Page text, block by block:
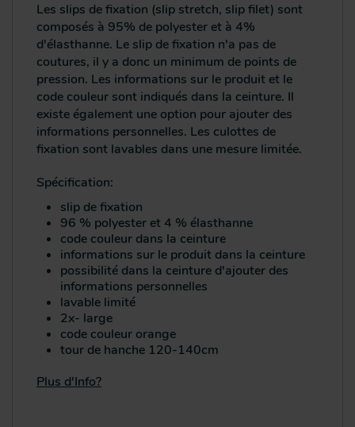
Les slips de fixation (slip stretch, slip filet) sont
composés à 95% de polyester et à 4%
d'élasthanne. Le slip de fixation n'a pas de
coutures, il y a donc un minimum de points de
pression. Les informations sur le produit et le
code couleur sont indiqués dans la ceinture. Il
existe également une option pour ajouter des
informations personnelles. Les culottes de
fixation sont lavables dans une mesure limitée.
Spécification:
slip de fixation
96 % polyester et 4 % élasthanne
code couleur dans la ceinture
informations sur le produit dans la ceinture
possibilité dans la ceinture d'ajouter des
informations personnelles
lavable limité
2x- large
code couleur orange
tour de hanche 120-140cm
Plus d'Info?